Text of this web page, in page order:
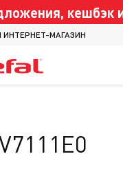
кешбэк
МАГАЗИН